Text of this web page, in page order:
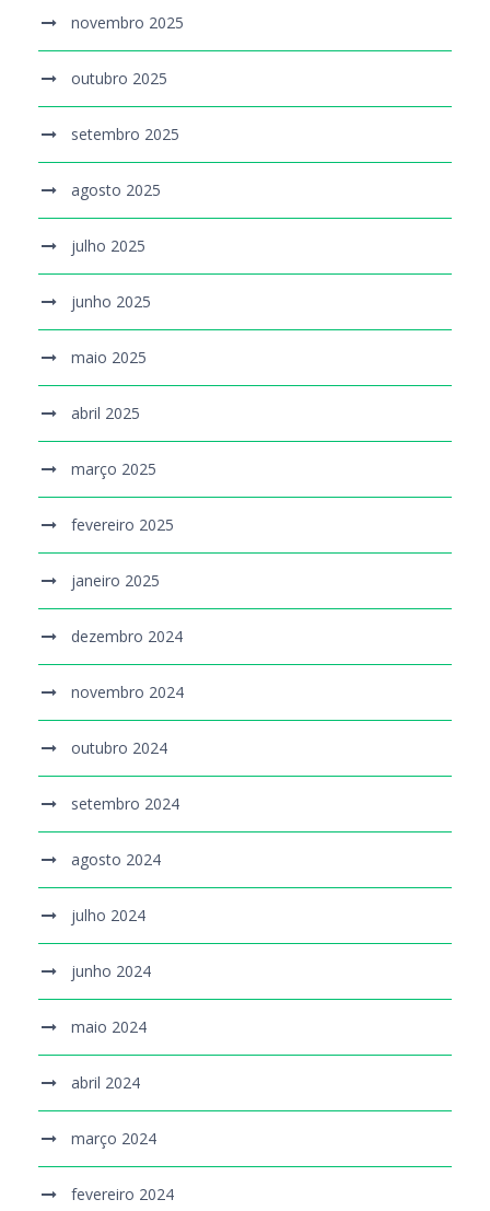
novembro 2025
outubro 2025
setembro 2025
agosto 2025
julho 2025
junho 2025
maio 2025
abril 2025
março 2025
fevereiro 2025
janeiro 2025
dezembro 2024
novembro 2024
outubro 2024
setembro 2024
agosto 2024
julho 2024
junho 2024
maio 2024
abril 2024
março 2024
fevereiro 2024